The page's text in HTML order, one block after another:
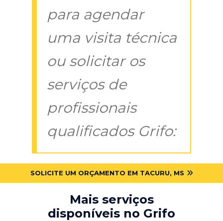
para agendar
uma visita técnica
ou solicitar os
serviços de
profissionais
qualificados Grifo:
SOLICITE UM ORÇAMENTO EM TACURU, MS
Mais serviços
disponíveis no Grifo